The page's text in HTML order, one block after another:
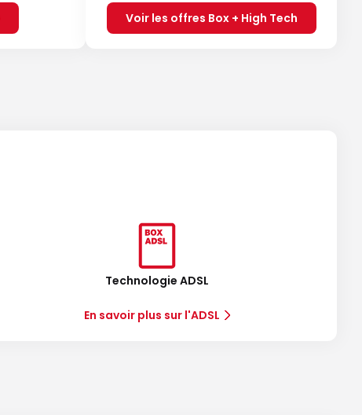
Voir les offres Box + High Tech
Technologie ADSL
En savoir plus sur l'ADSL